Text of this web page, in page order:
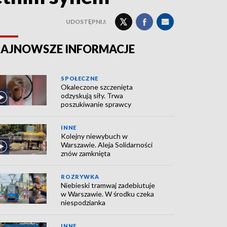
UDOSTĘPNIJ:
INFORMACJE
SPOŁECZNE
Okaleczone szczenięta
odzyskują siły. Trwa
poszukiwanie sprawcy
INNE
Kolejny niewybuch w
Warszawie. Aleja Solidarności
znów zamknięta
ROZRYWKA
Niebieski tramwaj zadebiutuje
w Warszawie. W środku czeka
niespodzianka